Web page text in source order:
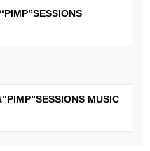
MUSIC